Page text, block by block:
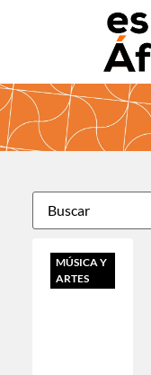
MÚSICA Y
ARTES